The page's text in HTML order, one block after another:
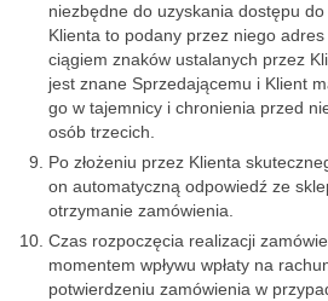
niezbędne do uzyskania dostępu
Klienta to podany przez niego adres
ciągiem znaków ustalanych przez
jest znane Sprzedającemu i Klient
go w tajemnicy i chronienia przed
osób trzecich.
Po złożeniu przez Klienta
on automatyczną odpowiedź ze
otrzymanie zamówienia.
Czas rozpoczęcia realizacji
momentem wpływu wpłaty na
potwierdzeniu zamówienia w